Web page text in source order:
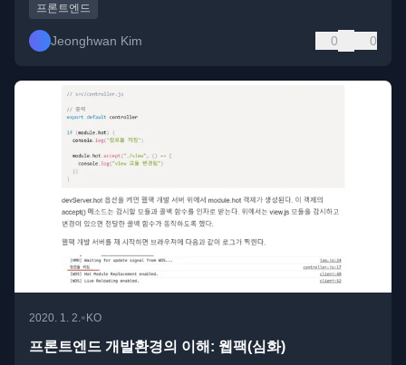
프론트엔드
Jeonghwan Kim 0 0
2020. 1. 2.• KO
프론트엔드 개발환경의 이해: 웹팩(심화)